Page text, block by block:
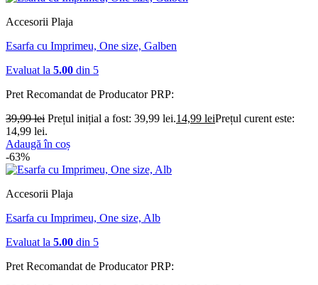
Accesorii Plaja
Esarfa cu Imprimeu, One size, Galben
Evaluat la 5.00 din 5
Pret Recomandat de ProducatorPRP:
39,99lei Prețul inițial a fost: 39,99 lei.14,99 leiPrețul curent este:
14,99 lei.
Adaugă în coș
-63%
Accesorii Plaja
Esarfa cu Imprimeu, One size, Alb
Evaluat la 5.00 din 5
Pret Recomandat de ProducatorPRP: